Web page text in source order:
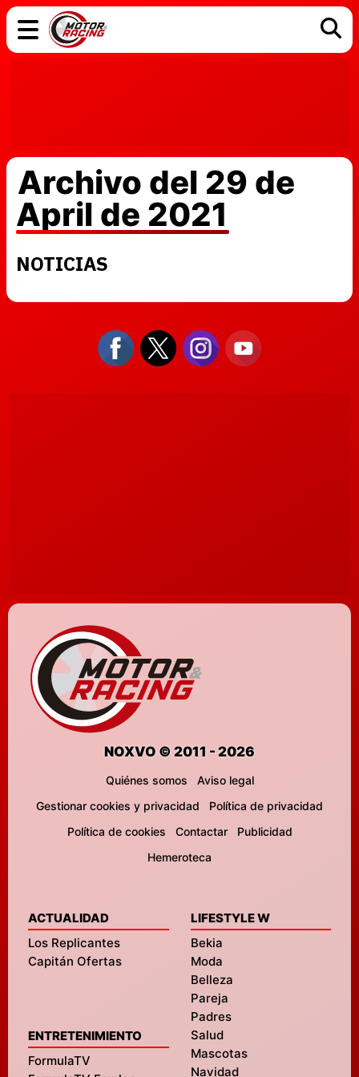
Archivo del 29 de
April de 2021
NOTICIAS
NOXVO © 2011 - 2026
Quiénes somos
Aviso legal
Gestionar cookies y privacidad
Política de privacidad
Política de cookies
Contactar
Publicidad
Hemeroteca
ACTUALIDAD
Los Replicantes
Capitán Ofertas
ENTRETENIMIENTO
FormulaTV
LIFESTYLE W
Bekia
Moda
Belleza
Pareja
Padres
Salud
Mascotas
Navidad